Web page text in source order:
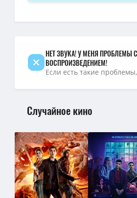
НЕТ ЗВУКА! У МЕНЯ ПРОБЛЕМЫ С
ВОСПРОИЗВЕДЕНИЕМ!
Если есть такие
Случайное кино